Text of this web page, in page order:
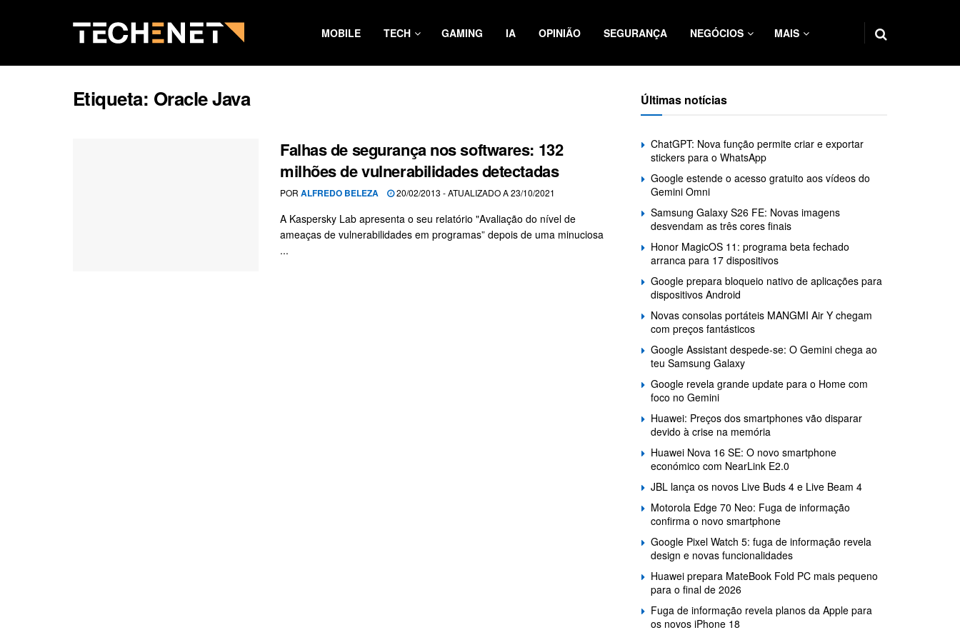
MOBILE TECH GAMING IA OPINIÃO SEGURANÇA NEGÓCIOS MAIS
Etiqueta: Oracle Java
Falhas de segurança nos softwares: 132
milhões de vulnerabilidades detectadas
POR ALFREDO BELEZA 20/02/2013 - ATUALIZADO A 23/10/2021
A Kaspersky Lab apresenta o seu relatório "Avaliação do nível de
ameaças de vulnerabilidades em programas” depois de uma minuciosa
...
Últimas notícias
ChatGPT: Nova função permite criar e exportar
stickers para o WhatsApp
Google estende o acesso gratuito aos vídeos do
Gemini Omni
Samsung Galaxy S26 FE: Novas imagens
desvendam as três cores finais
Honor MagicOS 11: programa beta fechado
arranca para 17 dispositivos
Google prepara bloqueio nativo de aplicações para
dispositivos Android
Novas consolas portáteis MANGMI Air Y chegam
com preços fantásticos
Google Assistant despede-se: O Gemini chega ao
teu Samsung Galaxy
Google revela grande update para o Home com
foco no Gemini
Huawei: Preços dos smartphones vão disparar
devido à crise na memória
Huawei Nova 16 SE: O novo smartphone
económico com NearLink E2.0
JBL lança os novos Live Buds 4 e Live Beam 4
Motorola Edge 70 Neo: Fuga de informação
confirma o novo smartphone
Google Pixel Watch 5: fuga de informação revela
design e novas funcionalidades
Huawei prepara MateBook Fold PC mais pequeno
para o final de 2026
Fuga de informação revela planos da Apple para
os novos iPhone 18